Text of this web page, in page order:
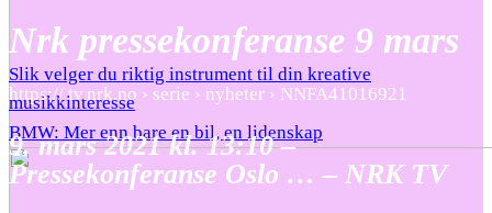
Slik velger du riktig instrument til din kreative
musikkinteresse
BMW: Mer enn bare en bil, en lidenskap
Nrk pressekonferanse 9 mars
https:// tv.nrk.no › serie › nyheter › NNFA41016921
9. mars 2021 kl. 13:10 –
Pressekonferanse Oslo … – NRK TV